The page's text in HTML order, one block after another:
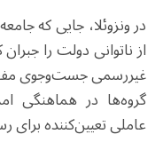
در ونزوئلا، جایی که
از ناتوانی دولت را
غیررسمی جست‌وجوی
گروه‌ها در هماهنگی
عاملی تعیین‌کننده